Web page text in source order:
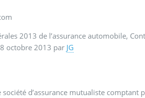
2013 de l’assurance automobile,
octobre 2013 par JG
société d’assurance mutualiste